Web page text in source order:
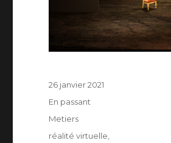
Publié
le
26 janvier 2021
Format
En passant
Catégories
Metiers
Étiquettes
réalité virtuelle